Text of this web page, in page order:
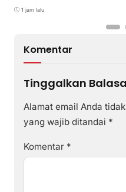
1 jam lalu
Komentar
Tinggalkan
Alamat email Anda
yang wajib ditandai *
Komentar *